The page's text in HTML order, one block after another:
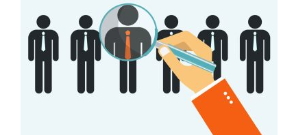
Legislație
Integritate